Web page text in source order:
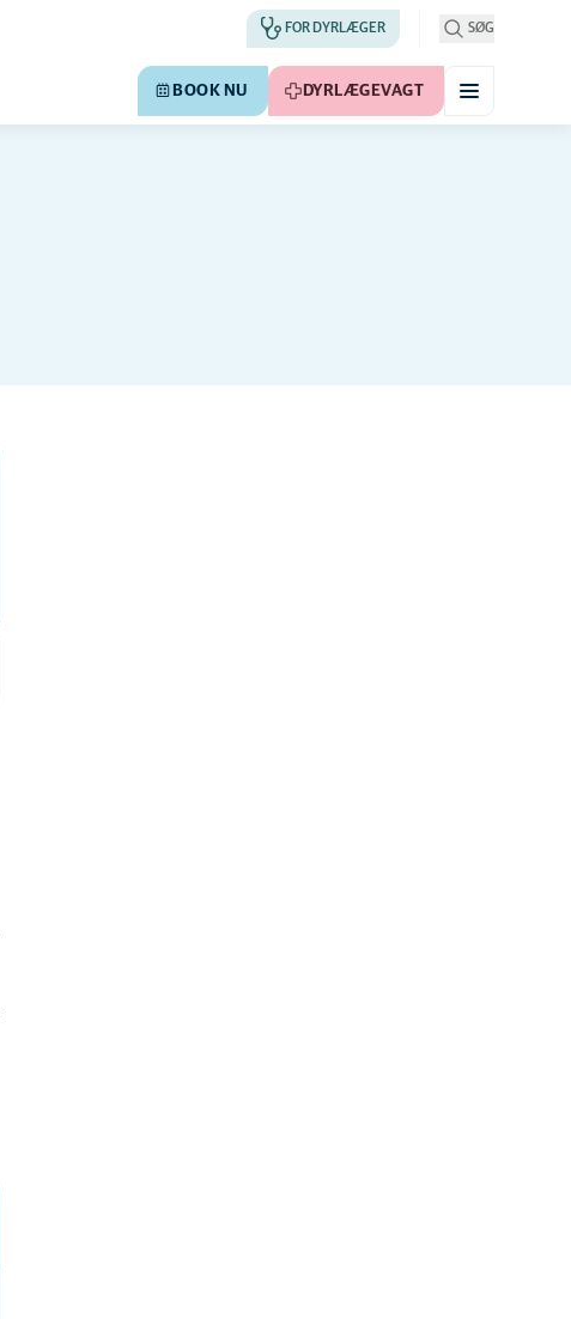
FOR DYRLÆGER SØG
BOOK NU DYRLÆGEVAGT